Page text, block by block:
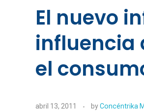
El nuevo
influencia
el
abril 13, 2011 byConcéntrika